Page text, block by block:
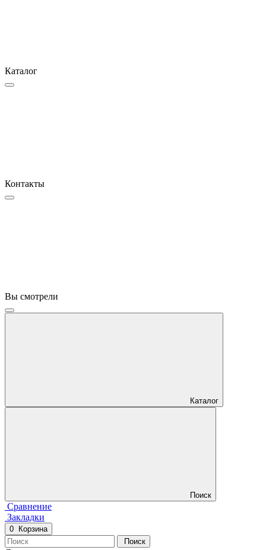
Каталог
Контакты
Вы смотрели
Каталог
Поиск
Сравнение
Закладки
0
Корзина
Поиск